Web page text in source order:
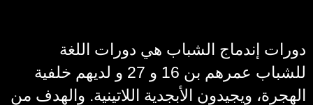
دورات إندماج الشباب هي دورات اللغة
للشباب عمرهم بن 16 و 27 و لديهم خلفية
الهجرة، ويجيدون الأبجدية اللاتينية. والهدف من